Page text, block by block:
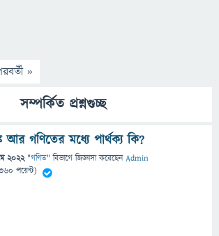
»
সম্পর্কিত প্রশ্নগুচ্ছ
আর গণিতের মধ্যে পার্থক্য কি?
2022 "গণিত" বিভাগে জিজ্ঞাসাকরেছেনAdmin
পয়েন্ট)